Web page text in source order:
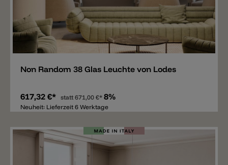
Merken
Non Random 38 Glas Leuchte von Lodes
617,32 €* statt671,00 €* 8%
Neuheit: Lieferzeit 6 Werktage